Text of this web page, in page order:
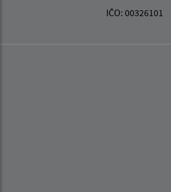
IČO: 00326101